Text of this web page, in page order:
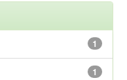
1
1